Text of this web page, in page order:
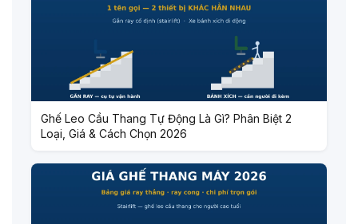
Ghế Leo Cầu Thang Tự Động Là Gì? Phân Biệt 2
Loại, Giá & Cách Chọn 2026